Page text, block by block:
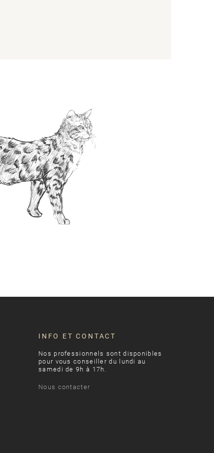
INFO ET CONTACT
Nos professionnels sont disponibles
pour vous conseiller du lundi au
samedi de 9h à 17h.
Nous contacter